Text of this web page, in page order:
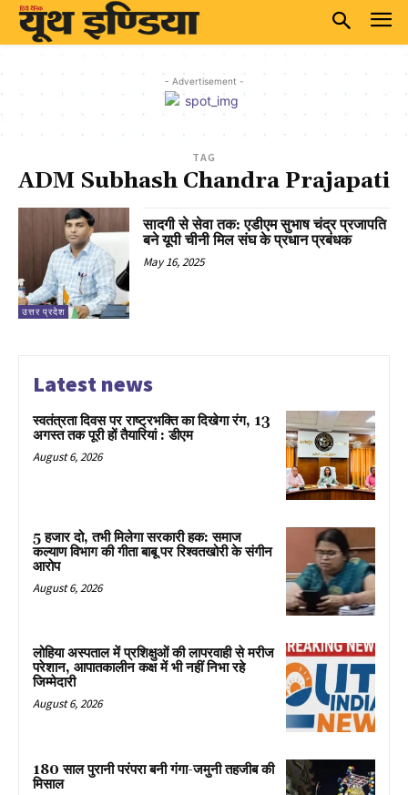
- Advertisement -
TAG
ADM Subhash Chandra Prajapati
उत्तर प्रदेश
सादगी से सेवा तक: एडीएम सुभाष चंद्र प्रजापति
बने यूपी चीनी मिल संघ के प्रधान प्रबंधक
May 16, 2025
Latest news
स्वतंत्रता दिवस पर राष्ट्रभक्ति का दिखेगा रंग, 13
अगस्त तक पूरी हों तैयारियां : डीएम
August 6, 2026
5 हजार दो, तभी मिलेगा सरकारी हक: समाज
कल्याण विभाग की गीता बाबू पर रिश्वतखोरी के संगीन
आरोप
August 6, 2026
लोहिया अस्पताल में प्रशिक्षुओं की लापरवाही से मरीज
परेशान, आपातकालीन कक्ष में भी नहीं निभा रहे
जिम्मेदारी
August 6, 2026
180 साल पुरानी परंपरा बनी गंगा-जमुनी तहजीब की
मिसाल